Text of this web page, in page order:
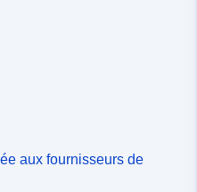
aux fournisseurs de